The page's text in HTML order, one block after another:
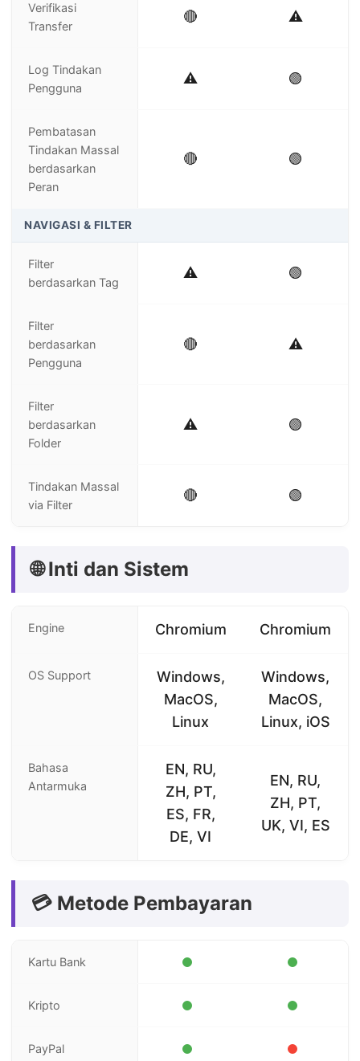
Verifikasi
Transfer
🔴 ⚠️
Log Tindakan
Pengguna
⚠️ 🟢
Pembatasan
Tindakan Massal
berdasarkan
Peran
🔴 🟢
NAVIGASI & FILTER
Filter
berdasarkan Tag
⚠️ 🟢
Filter
berdasarkan
Pengguna
🔴 ⚠️
Filter
berdasarkan
Folder
⚠️ 🟢
Tindakan Massal
via Filter
🔴 🟢
🌐 Inti dan Sistem
Engine Chromium Chromium
OS Support
Windows,
MacOS,
Linux
Windows,
MacOS,
Linux, iOS
Bahasa
Antarmuka
EN, RU,
ZH, PT,
ES, FR,
DE, VI
EN, RU,
ZH, PT,
UK, VI, ES
💳 Metode Pembayaran
Kartu Bank
Kripto
PayPal